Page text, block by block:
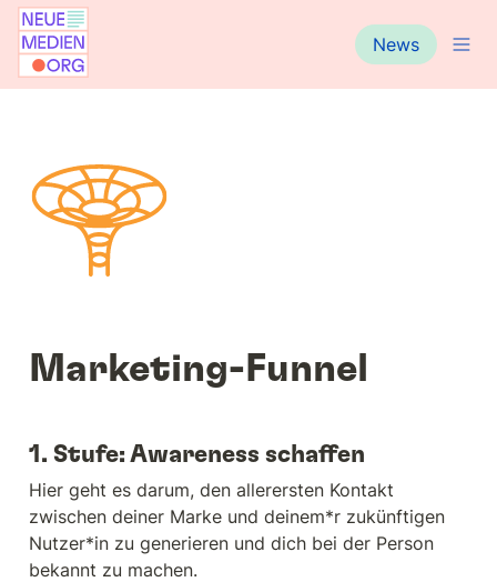
News
Marketing-Funnel
1. Stufe: Awareness schaffen
Hier geht es darum, den allerersten Kontakt
zwischen deiner Marke und deinem*r zukünftigen
Nutzer*in zu generieren und dich bei der Person
bekannt zu machen.